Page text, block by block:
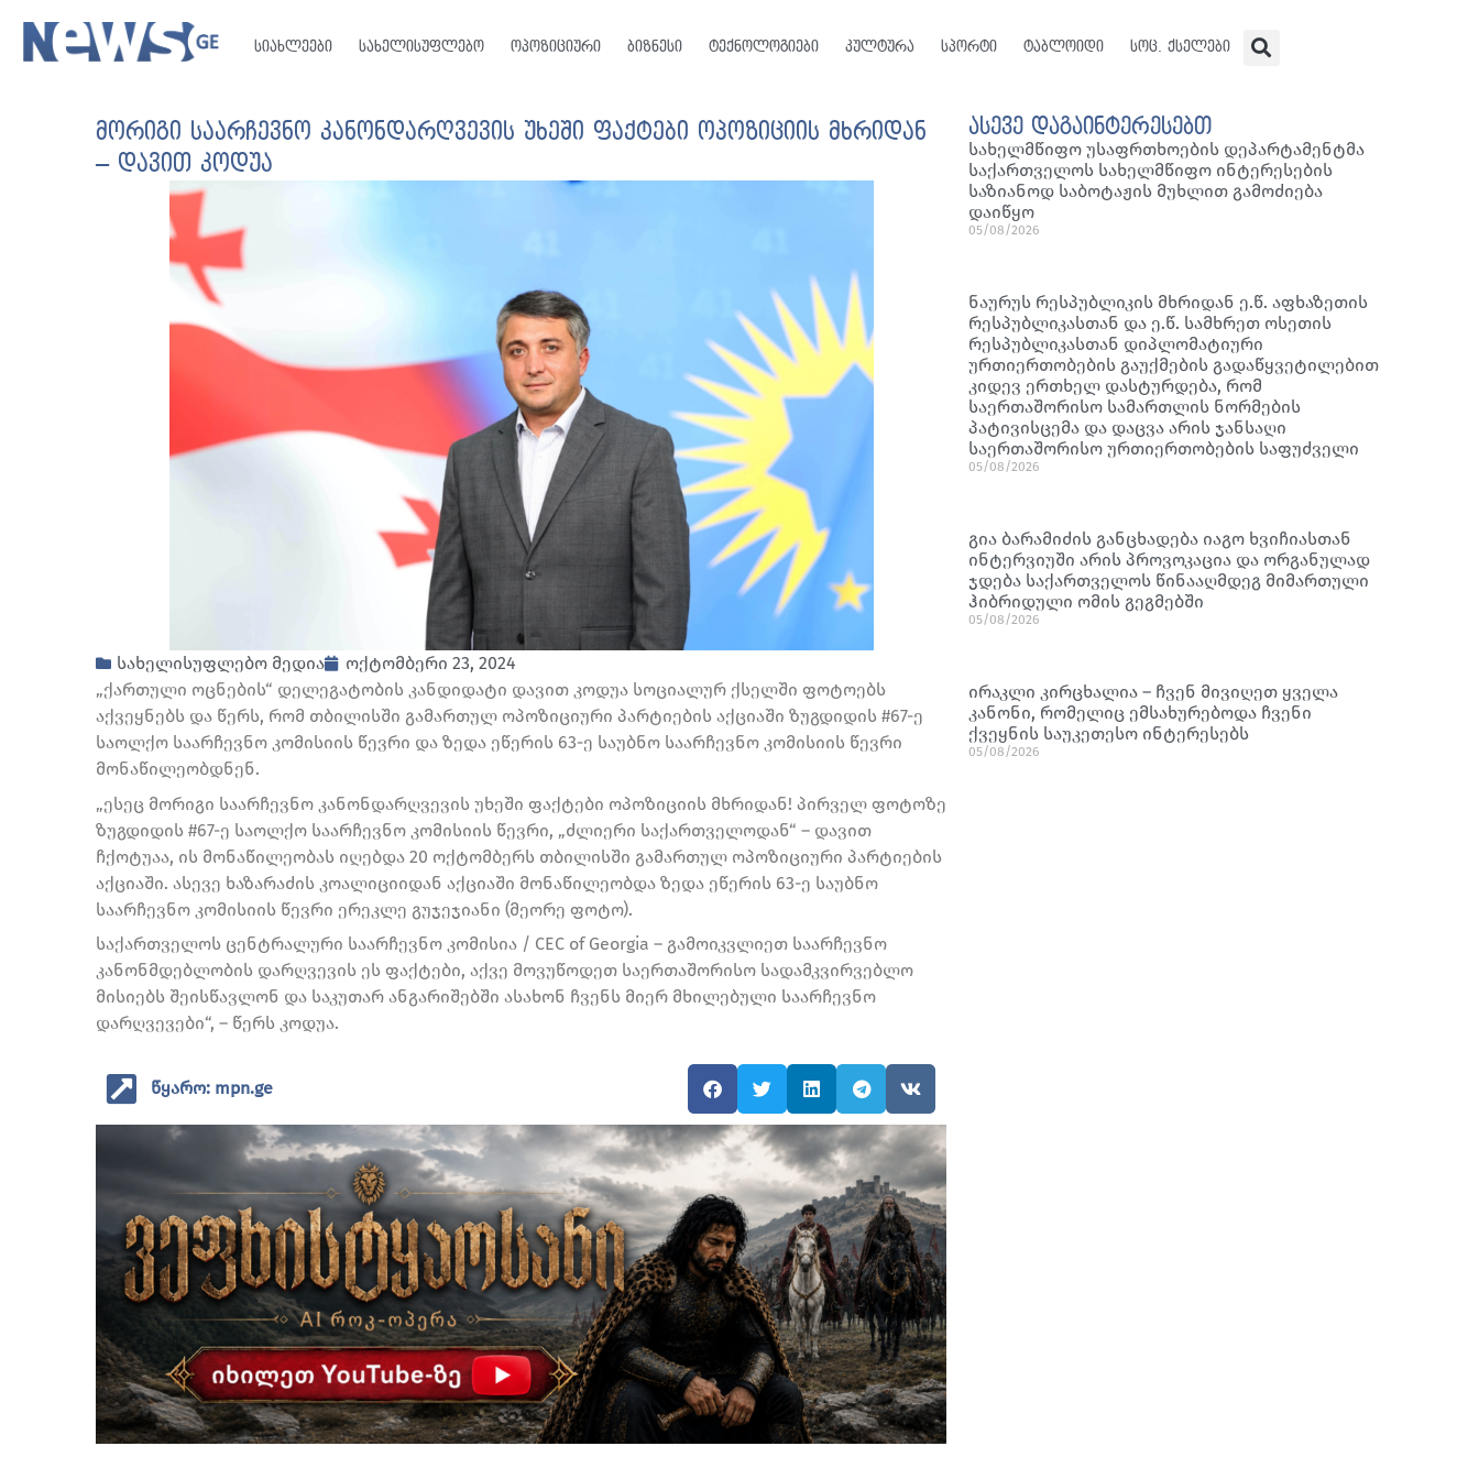
სიახლეები სახელისუფლებო ოპოზიციური ბიზნესი ტექნოლოგიები კულტურა სპორტი ტაბლოიდი სოც. ქსელები
მორიგი საარჩევნო კანონდარღვევის უხეში ფაქტები ოპოზიციის მხრიდან
– დავით კოდუა
სახელისუფლებო მედია
ოქტომბერი 23, 2024
„ქართული ოცნების“ დელეგატობის კანდიდატი დავით კოდუა სოციალურ ქსელში ფოტოებს
აქვეყნებს და წერს, რომ თბილისში გამართულ ოპოზიციური პარტიების აქციაში ზუგდიდის #67-ე
საოლქო საარჩევნო კომისიის წევრი და ზედა ეწერის 63-ე საუბნო საარჩევნო კომისიის წევრი
მონაწილეობდნენ.
„ესეც მორიგი საარჩევნო კანონდარღვევის უხეში ფაქტები ოპოზიციის მხრიდან! პირველ ფოტოზე
ზუგდიდის #67-ე საოლქო საარჩევნო კომისიის წევრი, „ძლიერი საქართველოდან“ – დავით
ჩქოტუაა, ის მონაწილეობას იღებდა 20 ოქტომბერს თბილისში გამართულ ოპოზიციური პარტიების
აქციაში. ასევე ხაზარაძის კოალიციიდან აქციაში მონაწილეობდა ზედა ეწერის 63-ე საუბნო
საარჩევნო კომისიის წევრი ერეკლე გუჯეჯიანი (მეორე ფოტო).
საქართველოს ცენტრალური საარჩევნო კომისია / CEC of Georgia – გამოიკვლიეთ საარჩევნო
კანონმდებლობის დარღვევის ეს ფაქტები, აქვე მოვუწოდეთ საერთაშორისო სადამკვირვებლო
მისიებს შეისწავლონ და საკუთარ ანგარიშებში ასახონ ჩვენს მიერ მხილებული საარჩევნო
დარღვევები“, – წერს კოდუა.
წყარო: mpn.ge
ასევე დაგაინტერესებთ
სახელმწიფო უსაფრთხოების დეპარტამენტმა
საქართველოს სახელმწიფო ინტერესების
საზიანოდ საბოტაჟის მუხლით გამოძიება
დაიწყო
05/08/2026
ნაურუს რესპუბლიკის მხრიდან ე.წ. აფხაზეთის
რესპუბლიკასთან და ე.წ. სამხრეთ ოსეთის
რესპუბლიკასთან დიპლომატიური
ურთიერთობების გაუქმების გადაწყვეტილებით
კიდევ ერთხელ დასტურდება, რომ
საერთაშორისო სამართლის ნორმების
პატივისცემა და დაცვა არის ჯანსაღი
საერთაშორისო ურთიერთობების საფუძველი
05/08/2026
გია ბარამიძის განცხადება იაგო ხვიჩიასთან
ინტერვიუში არის პროვოკაცია და ორგანულად
ჯდება საქართველოს წინააღმდეგ მიმართული
ჰიბრიდული ომის გეგმებში
05/08/2026
ირაკლი კირცხალია – ჩვენ მივიღეთ ყველა
კანონი, რომელიც ემსახურებოდა ჩვენი
ქვეყნის საუკეთესო ინტერესებს
05/08/2026